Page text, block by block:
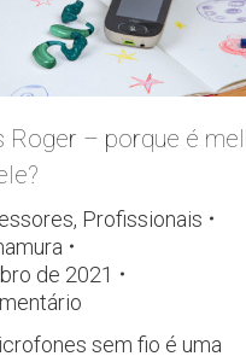
Roger – porque é
, Profissionais
de 2021
sem fio é uma